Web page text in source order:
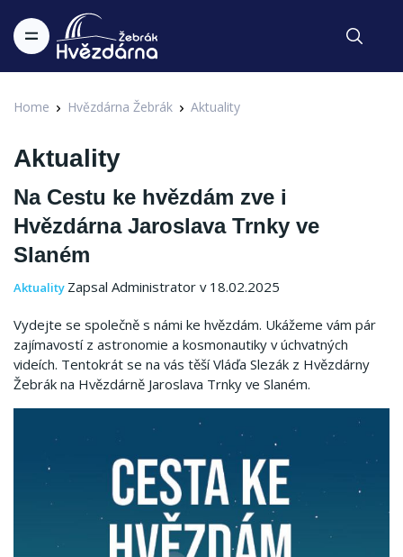
Home Hvězdárna Žebrák Aktuality
Aktuality
Na Cestu ke hvězdám zve i
Hvězdárna Jaroslava Trnky ve
Slaném
Aktuality Zapsal Administrator v 18.02.2025
Vydejte se společně s námi ke hvězdám. Ukážeme vám pár
zajímavostí z astronomie a kosmonautiky v úchvatných
videích. Tentokrát se na vás těší Vláďa Slezák z Hvězdárny
Žebrák na Hvězdárně Jaroslava Trnky ve Slaném.